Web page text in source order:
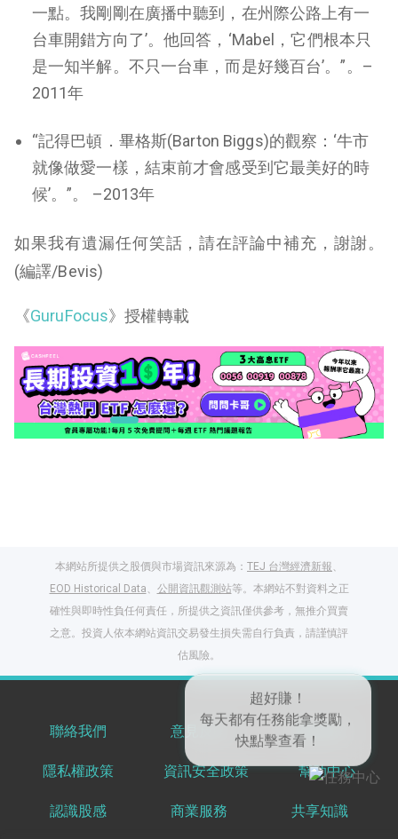
一點。我剛剛在廣播中聽到，在州際公路上有一
台車開錯方向了’。他回答，‘Mabel，它們根本只
是一知半解。不只一台車，而是好幾百台’。”。–
2011年
“記得巴頓．畢格斯(Barton Biggs)的觀察：‘牛市
就像做愛一樣，結束前才會感受到它最美好的時
候’。”。 –2013年
如果我有遺漏任何笑話，請在評論中補充，謝謝。
(編譯/Bevis)
《GuruFocus》授權轉載
本網站所提供之股價與市場資訊來源為： TEJ 台灣經濟新報、
EOD Historical Data、 公開資訊觀測站等。本網站不對資料之正
確性與即時性負任何責任，所提供之資訊僅供參考，無推介買賣
之意。投資人依本網站資訊交易發生損失需自行負責，請謹慎評
估風險。
聯絡我們 意見反饋 服務條款
隱私權政策 資訊安全政策 幫助中心
認識股感 商業服務 共享知識
超好賺！
每天都有任務能拿獎勵，
登入股感會員，閱讀
任一文章
出國就缺這咖？股